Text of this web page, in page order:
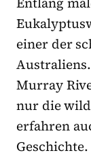
einer der
Murray
nur die
erfahren
Geschichte.